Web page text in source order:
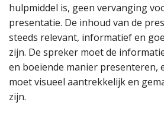
hulpmiddel is, geen vervanging
presentatie. De inhoud van de
steeds relevant, informatief en
zijn. De spreker moet de
en boeiende manier presenteren,
moet visueel aantrekkelijk en
zijn.